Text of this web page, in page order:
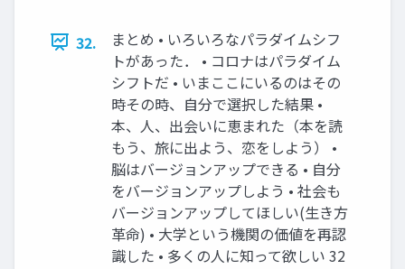
32.
まとめ • いろいろなパラダイムシフ
トがあった． • コロナはパラダイム
シフトだ • いまここにいるのはその
時その時、⾃分で選択した結果 •
本、⼈、出会いに恵まれた（本を読
もう、旅に出よう、恋をしよう） •
脳はバージョンアップできる • ⾃分
をバージョンアップしよう • 社会も
バージョンアップしてほしい(⽣き⽅
⾰命) • ⼤学という機関の価値を再認
識した • 多くの⼈に知って欲しい 32